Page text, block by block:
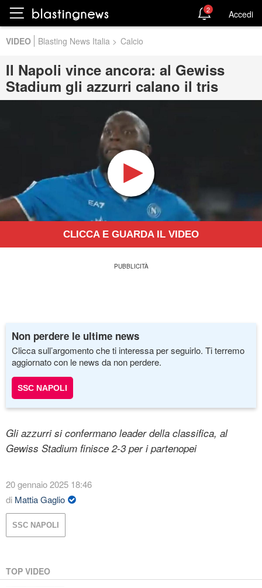
VIDEO Blasting News Italia > Calcio
Il Napoli vince ancora: al Gewiss
Stadium gli azzurri calano il tris
CLICCA E GUARDA IL VIDEO
Non perdere le ultime news
Clicca sull’argomento che ti interessa per seguirlo. Ti terremo
aggiornato con le news da non perdere.
SSC NAPOLI
Gli azzurri si confermano leader della classifica, al
Gewiss Stadium finisce 2-3 per i partenopei
20 gennaio 2025 18:46
di Mattia Gaglio
SSC NAPOLI
TOP VIDEO
2 Accedi